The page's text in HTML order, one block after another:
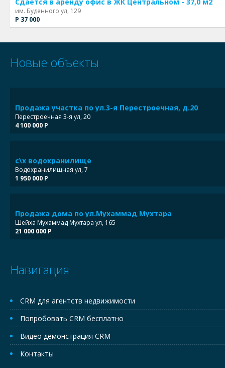
им. Буденного ул, 129
Р 37 000
Новые объекты
Продажа участка по ул.3-я Перестроечная, д.20
Перестроечная 3-я ул, 20
4 100 000 Р
с\х водохранилище
Водохранилищная ул, 7
1 950 000 Р
Продажа дома по ул.Мухаммад Мухтара
Шейха Мухаммад Мухтара ул, 165
21 000 000 Р
Навигация
CRM для агентств недвижимости
Попробовать CRM бесплатно
Видео демонстрация CRM
Контакты